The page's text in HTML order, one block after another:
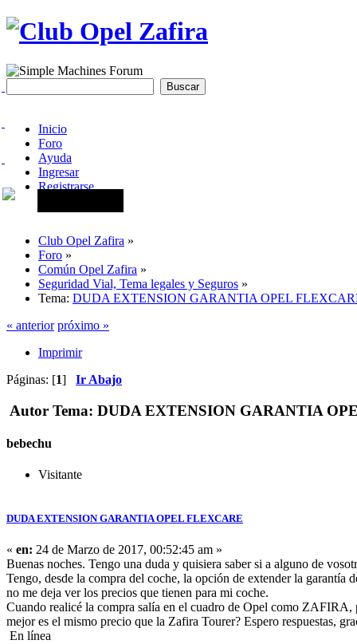
Inicio
Foro
Ayuda
Ingresar
Registrarse
Club Opel Zafira »
Foro »
Común Opel Zafira »
Seguridad Vial, Tema legales y Seguros »
Tema: DUDA EXTENSION GARANTIA OPEL
« anterior próximo »
Imprimir
Páginas: [1] Ir Abajo
Autor Tema: DUDA EXTENSION GARANTIA
bebechu
Visitante
DUDA EXTENSION GARANTIA OPEL FLEXCARE
« en: 24 de Marzo de 2017, 00:52:45 am »
Buenas noches. Tengo una duda y quisiera saber si a alguno de
Tengo, desde la compra del coche, la opción de extender la
no me deja ver los precios que tienen para mi coche.
Cuando realicé la compra salía en el cuadro de Opel como
mejor es el mismo precio que la Zafira Tourer? Espero respuestas,
En línea